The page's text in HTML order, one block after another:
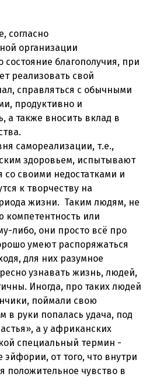
согласно
организации
благополучия, при
реализовать свой
справляться с обычными
продуктивно и
а также вносить вклад в
самореализации, т.е.,
здоровьем, испытывают
со своими недостатками и
к творчеству на
жизни. Таким людям, не
компетентность или
либо, они просто всё про
умеют распоряжаться
для них разумное
узнавать жизнь, людей,
Иногда, про таких людей
поймали свою
в руки попалась удача, под
а у африканских
специальный термин -
от того, что внутри
положительное чувство в